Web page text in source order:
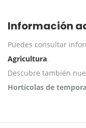
Información
Puedes consultar
Agricultura.
Descubre también
Hortícolas de